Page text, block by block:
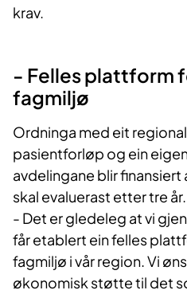
krav.
- Felles plattform
fagmiljø
Ordninga med eit
pasientforløp og ein
avdelingane blir
skal evaluerast etter tre år.
- Det er gledeleg at vi
får etablert ein felles
fagmiljø i vår region. Vi
økonomisk støtte til det